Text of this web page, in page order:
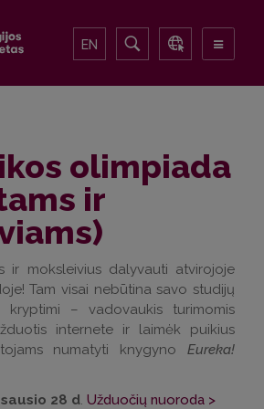
EN
olimpiada
ir
ir moksleivius dalyvauti atvirojoje
Tam visai nebūtina savo studijų
kryptimi – vadovaukis turimomis
internete ir laimėk puikius
numatyti knygyno Eureka!
sausio 28 d. Užduočių nuoroda >